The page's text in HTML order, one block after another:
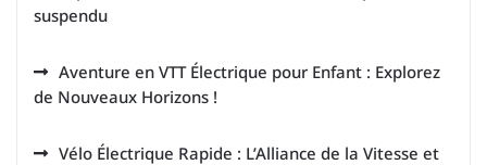
suspendu
Aventure en VTT Électrique pour Enfant : Explorez
de Nouveaux Horizons !
Vélo Électrique Rapide : L’Alliance de la Vitesse et